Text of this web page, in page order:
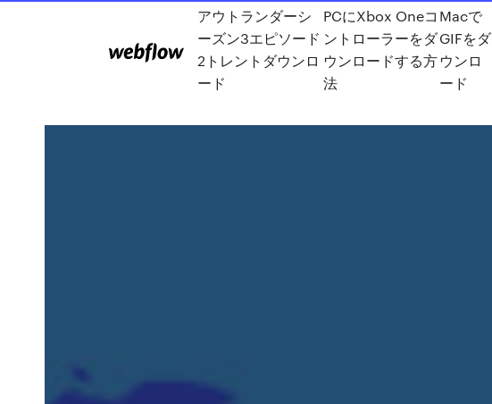
アウトランダーシ
ーズン3エピソード
2トレントダウンロ
ード
PCにXbox Oneコ
ントローラーをダ
ウンロードする方
法
Macで
GIFをダ
ウンロ
ード